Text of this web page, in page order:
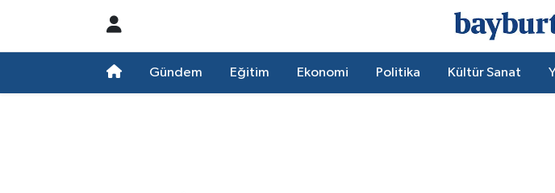
Gündem Eğitim Ekonomi Politika Kültür Sanat